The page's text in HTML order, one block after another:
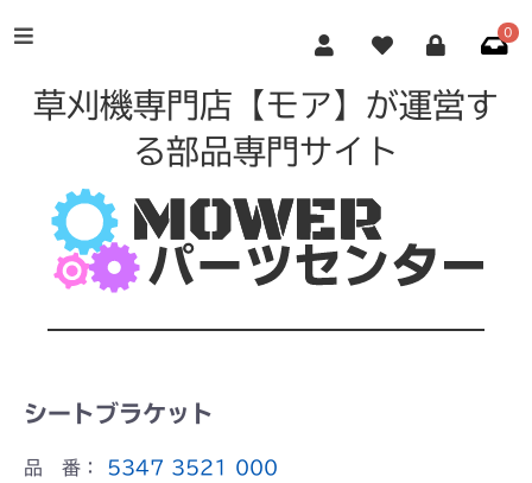
0
草刈機専門店【モア】が運営す
る部品専門サイト
シートブラケット
品 番：
5347 3521 000